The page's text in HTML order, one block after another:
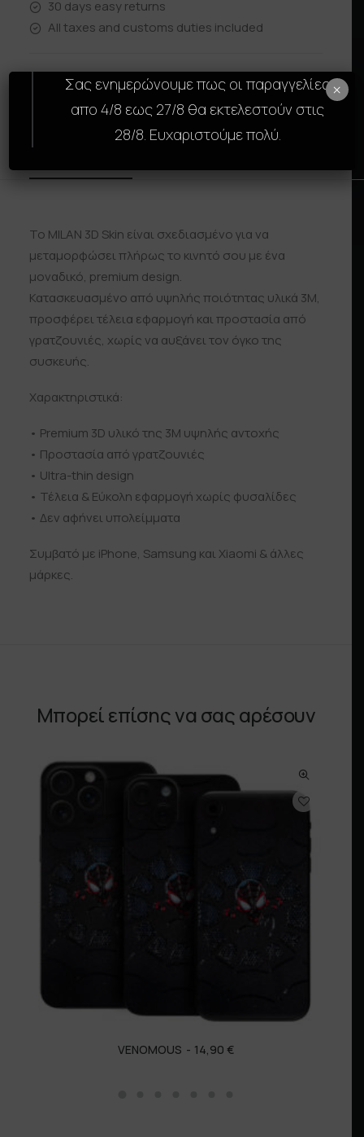
30 days easy returns
All taxes and customs duties included
To MILAN 3D Skin είναι σχεδιασμένο για να
μεταμορφώσει πλήρως το κινητό σου με ένα
μοναδικό, premium design.
Κατασκευασμένο από υψηλής ποιότητας υλικά 3M,
προσφέρει τέλεια εφαρμογή και προστασία από
γρατζουνιές, χωρίς να αυξάνει τον όγκο της
συσκευής.
Χαρακτηριστικά:
• Premium 3D υλικό της 3Μ υψηλής αντοχής
• Προστασία από γρατζουνιές
• Ultra-thin design
• Τέλεια & Εύκολη εφαρμογή χωρίς φυσαλίδες
• Δεν αφήνει υπολείμματα
Συμβατό με iPhone, Samsung και Xiaomi & άλλες
μάρκες.
Μπορεί επίσης να σας αρέσουν
VENOMOUS 14,90 €
Σας ενημερώνουμε πως οι παραγγελίες
απο 4/8 εως 27/8 θα εκτελεστούν στις
28/8. Ευχαριστούμε πολύ.
×